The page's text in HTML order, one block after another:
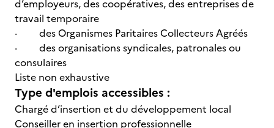
d’employeurs, des coopératives, des entreprises de
travail temporaire
· des Organismes Paritaires Collecteurs Agréés
· des organisations syndicales, patronales ou
consulaires
Liste non exhaustive
Type d'emplois accessibles :
Chargé d’insertion et du développement local
Conseiller en insertion professionnelle